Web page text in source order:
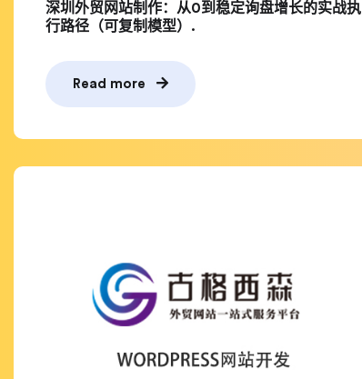
深圳外贸网站制作：从0到稳定询盘增长的实战执
行路径（可复制模型）.
Read more